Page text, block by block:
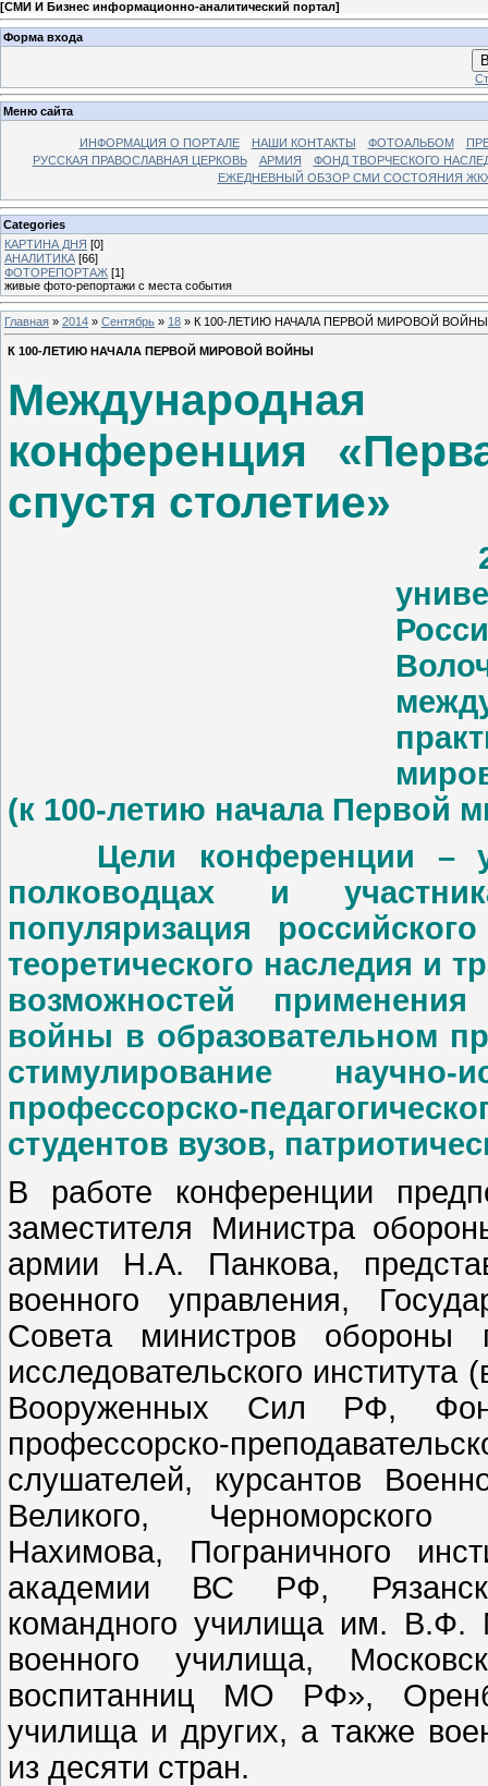
[СМИ И Бизнес информационно-аналитический портал]
Форма входа
Меню сайта
ИНФОРМАЦИЯ О ПОРТАЛЕ НАШИ КОНТАКТЫ ФОТОАЛЬБОМ
РУССКАЯ ПРАВОСЛАВНАЯ ЦЕРКОВЬ
АРМИЯ
ФОНД ТВОРЧЕСКОГО
ЕЖЕДНЕВНЫЙ ОБЗОР СМИ СОСТОЯНИЯ
Categories
КАРТИНА ДНЯ [0]
АНАЛИТИКА [66]
ФОТОРЕПОРТАЖ [1]
живые фото-репортажи с места события
Главная » 2014 » Сентябрь » 18 » К 100-ЛЕТИЮ НАЧАЛА ПЕРВОЙ МИРОВОЙ ВОЙНЫ
К 100-ЛЕТИЮ НАЧАЛА ПЕРВОЙ МИРОВОЙ ВОЙНЫ
Международная
конференция
спустя столетие»
(к 100-летию начала Первой
Цели конференции –
полководцах и
популяризация
теоретического наследия и
возможностей
войны в образовательном
стимулирование научно-
профессорско-
студентов вузов,
В работе конференции
заместителя Министра
армии Н.А. Панкова,
военного управления,
Совета министров обороны
исследовательского
Вооруженных Сил РФ,
профессорско-
слушателей, курсантов
Великого, Черноморского
Нахимова, Пограничного
академии ВС РФ,
командного училища им. В.Ф.
военного училища,
воспитанниц МО РФ»,
училища и других, а также
из десяти стран.